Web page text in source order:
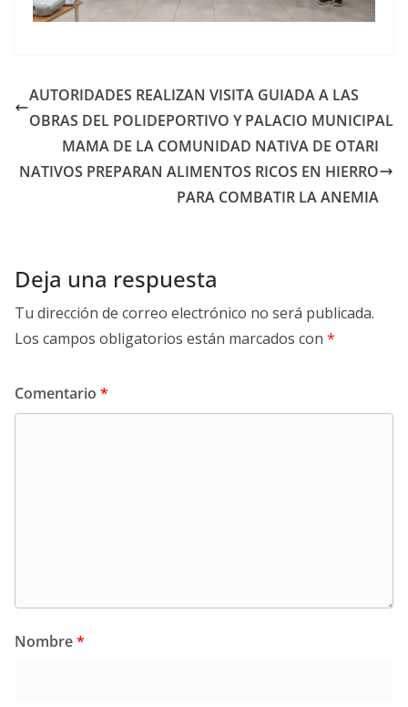
AUTORIDADES REALIZAN VISITA GUIADA A LAS
OBRAS DEL POLIDEPORTIVO Y PALACIO MUNICIPAL
MAMA DE LA COMUNIDAD NATIVA DE OTARI
NATIVOS PREPARAN ALIMENTOS RICOS EN HIERRO
PARA COMBATIR LA ANEMIA
Deja una respuesta
Tu dirección de correo electrónico no será publicada.
Los campos obligatorios están marcados con *
Comentario *
Nombre*